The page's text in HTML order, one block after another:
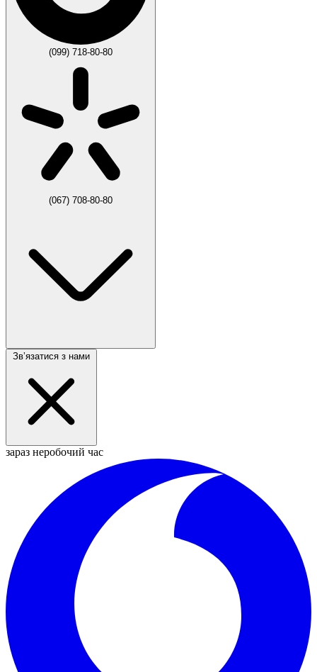
(099) 718-80-80
(067) 708-80-80
Звʼязатися з нами
зараз неробочий час